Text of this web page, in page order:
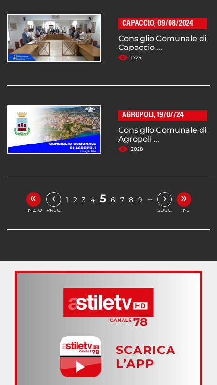
CAPACCIO, 09/08/2024
Consiglio Comunale di
Capaccio ...
1725
AGROPOLI, 19/07/24
Consiglio Comunale di
Agropoli ...
2028
«
INIZIO
‹
PREC.
1 2 3 4 5 6 7 8 9 … ›
SUCC.
»
FINE
SCARICA
L’APP